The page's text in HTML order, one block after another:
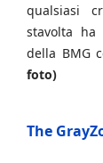
qualsiasi
stavolta
della BMG
foto)
The